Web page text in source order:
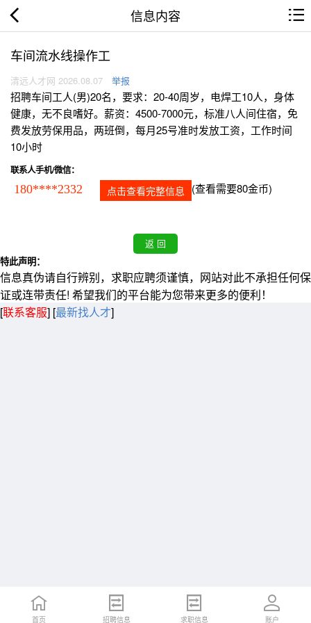
信息内容
车间流水线操作工
清远人才网 2026.08.07 举报
招聘车间工人(男)20名，要求：20-40周岁，电焊工10人，身体
健康，无不良嗜好。薪资：4500-7000元，标准八人间住宿，免
费发放劳保用品，两班倒，每月25号准时发放工资，工作时间
10小时
联系人手机/微信：
180****2332 点击查看完整信息 (查看需要80金币)
特此声明：
信息真伪请自行辨别，求职应聘须谨慎，网站对此不承担任何保
证或连带责任! 希望我们的平台能为您带来更多的便利！
[联系客服] [最新找人才]
首页 招聘信息 求职信息 账户